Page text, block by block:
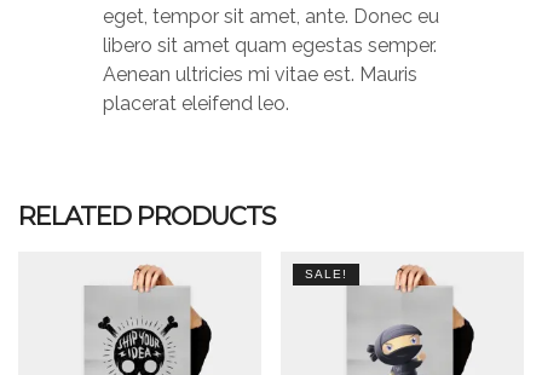
eget, tempor sit amet, ante. Donec eu
libero sit amet quam egestas semper.
Aenean ultricies mi vitae est. Mauris
placerat eleifend leo.
RELATED PRODUCTS
SALE!